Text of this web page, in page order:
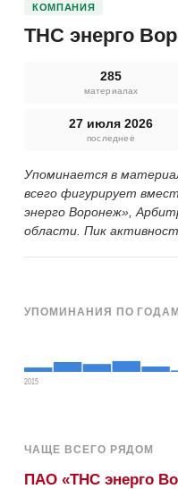
КОМПАНИЯ
ТНС энерго
285
материалах
27 июля 2026
последнее
Упоминается в
всего фигурирует
энерго Воронеж»,
области. Пик
УПОМИНАНИЯ ПО ГОДАМ
2015
ЧАЩЕ ВСЕГО РЯДОМ
ПАО «ТНС энерго